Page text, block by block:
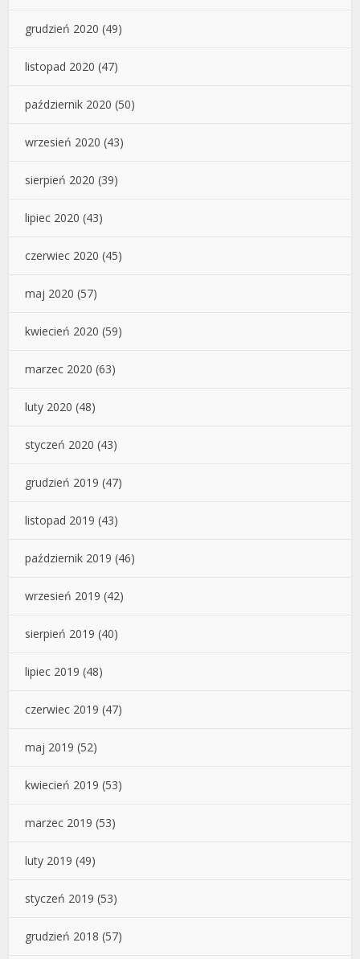
grudzień 2020 (49)
listopad 2020 (47)
październik 2020 (50)
wrzesień 2020 (43)
sierpień 2020 (39)
lipiec 2020 (43)
czerwiec 2020 (45)
maj 2020 (57)
kwiecień 2020 (59)
marzec 2020 (63)
luty 2020 (48)
styczeń 2020 (43)
grudzień 2019 (47)
listopad 2019 (43)
październik 2019 (46)
wrzesień 2019 (42)
sierpień 2019 (40)
lipiec 2019 (48)
czerwiec 2019 (47)
maj 2019 (52)
kwiecień 2019 (53)
marzec 2019 (53)
luty 2019 (49)
styczeń 2019 (53)
grudzień 2018 (57)